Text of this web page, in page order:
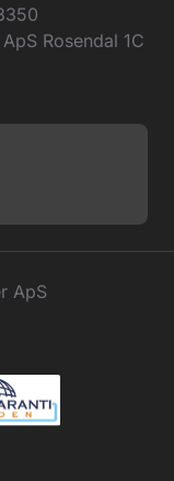
Rosendal 1C
ApS